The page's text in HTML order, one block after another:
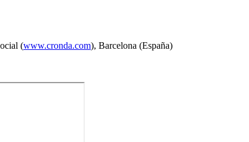
(www.cronda.com), Barcelona (España)